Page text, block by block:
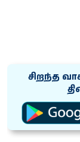
சிறந்த